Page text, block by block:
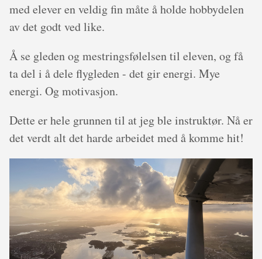
med elever en veldig fin måte å holde hobbydelen
av det godt ved like.
Å se gleden og mestringsfølelsen til eleven, og få
ta del i å dele flygleden - det gir energi. Mye
energi. Og motivasjon.
Dette er hele grunnen til at jeg ble instruktør. Nå er
det verdt alt det harde arbeidet med å komme hit!